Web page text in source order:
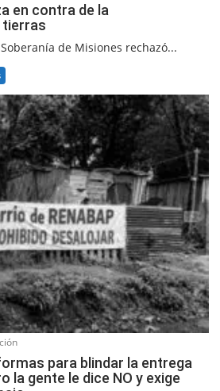
en contra de la
tierras
de Misiones rechazó...
para blindar la entrega
la gente le dice NO y exige